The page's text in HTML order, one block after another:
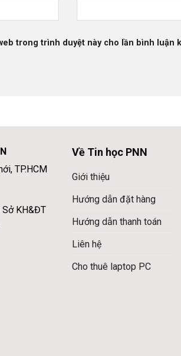
trong trình duyệt này cho lần bình luận
TP.HCM
KH&ĐT
Về Tin học PNN
Giới thiệu
Hướng dẫn đặt hàng
Hướng dẫn thanh toán
Liên hệ
Cho thuê laptop PC